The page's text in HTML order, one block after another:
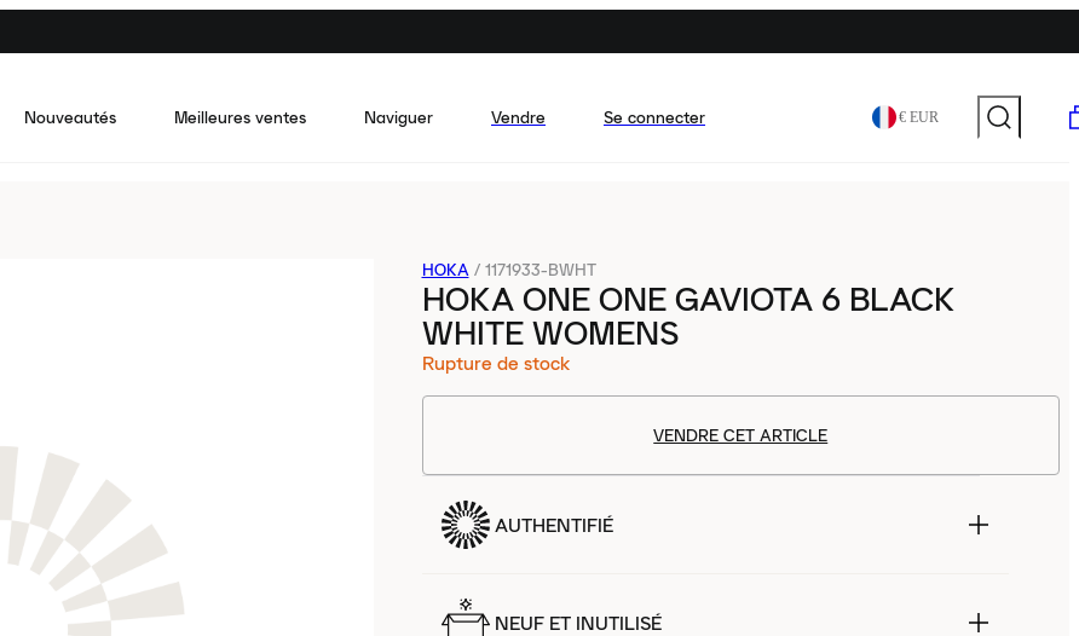
Nouveautés Meilleures ventes Naviguer Vendre Se connecter € EUR
HOKA / 1171933-BWHT
HOKA ONE ONE GAVIOTA 6 BLACK
WHITE WOMENS
Rupture de stock
VENDRE CET ARTICLE
AUTHENTIFIÉ
NEUF ET INUTILISÉ